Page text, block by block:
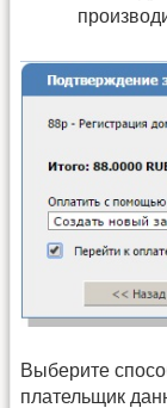
Выберите
плательщик